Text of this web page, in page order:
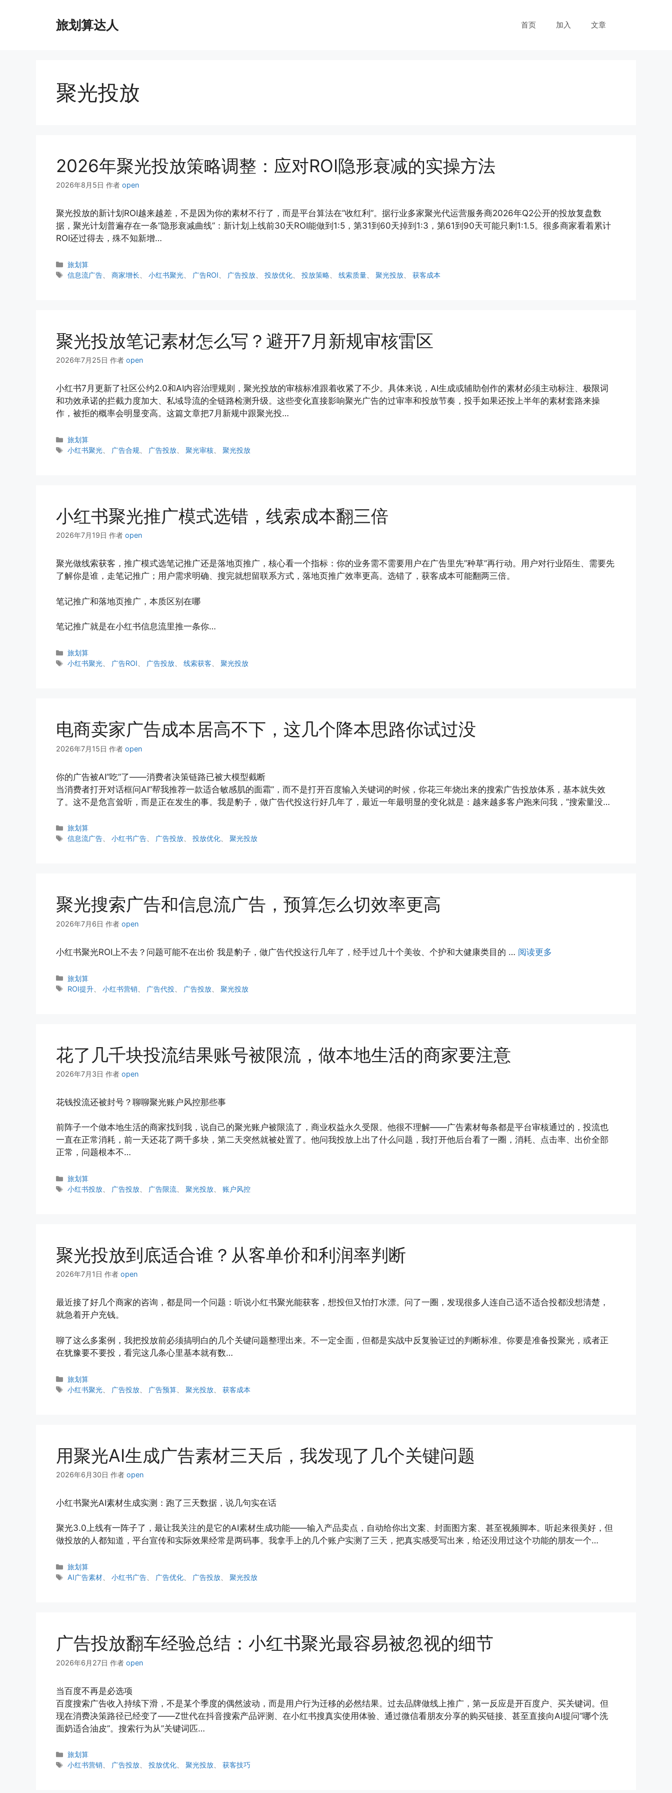
旅划算达人 首页 加入 文章
聚光投放
2026年聚光投放策略调整：应对ROI隐形衰减的实操方法
2026年8月5日 作者 open
聚光投放的新计划ROI越来越差，不是因为你的素材不行了，而是平台算法在”收红利”。据行业多家聚光代运营服务商2026年Q2公开的投放复盘数
据，聚光计划普遍存在一条”隐形衰减曲线”：新计划上线前30天ROI能做到1:5，第31到60天掉到1:3，第61到90天可能只剩1:1.5。很多商家看着累计
ROI还过得去，殊不知新增…
分
类
旅划算
标
信息流广告 、商家增长 、小红书聚光 广告ROI 广告投放 、投放优化 、投放策略 、线索质量 、聚光投放 、获客成本
聚光投放笔记素材怎么写？避开7月新规审核雷区
2026年7月25日 作者 open
小红书7月更新了社区公约2.0和AI内容治理规则，聚光投放的审核标准跟着收紧了不少。具体来说，AI生成或辅助创作的素材必须主动标注、极限词
和功效承诺的拦截力度加大、私域导流的全链路检测升级。这些变化直接影响聚光广告的过审率和投放节奏，投手如果还按上半年的素材套路来操
作，被拒的概率会明显变高。这篇文章把7月新规中跟聚光投…
分
类
旅划算
标
小红书聚光 广告合规 广告投放 、聚光审核 、聚光投放
小红书聚光推广模式选错，线索成本翻三倍
2026年7月19日 作者 open
聚光做线索获客，推广模式选笔记推广还是落地页推广，核心看一个指标：你的业务需不需要用户在广告里先”种草”再行动。用户对行业陌生、需要先
了解你是谁，走笔记推广；用户需求明确、搜完就想留联系方式，落地页推广效率更高。选错了，获客成本可能翻两三倍。
笔记推广和落地页推广，本质区别在哪
笔记推广就是在小红书信息流里推一条你…
分
类
旅划算
标
小红书聚光 广告ROI 广告投放 、线索获客 、聚光投放
电商卖家广告成本居高不下，这几个降本思路你试过没
2026年7月15日 作者 open
你的广告被AI”吃”了——消费者决策链路已被大模型截断
当消费者打开对话框问AI”帮我推荐一款适合敏感肌的面霜”，而不是打开百度输入关键词的时候，你花三年烧出来的搜索广告投放体系，基本就失效
了。这不是危言耸听，而是正在发生的事。我是豹子，做广告代投这行好几年了，最近一年最明显的变化就是：越来越多客户跑来问我，”搜索量没…
分
类
旅划算
标
信息流广告、小红书广告、 广告投放、投放优化、聚光投放
聚光搜索广告和信息流广告，预算怎么切效率更高
2026年7月6日 作者 open
小红书聚光ROI上不去？问题可能不在出价 我是豹子，做广告代投这行几年了，经手过几十个美妆、个护和大健康类目的 … 阅读更多
分
类
旅划算
标
ROI提升 、小红书营销 广告代投 广告投放 、聚光投放
花了几千块投流结果账号被限流，做本地生活的商家要注意
2026年7月3日 作者 open
花钱投流还被封号？聊聊聚光账户风控那些事
前阵子一个做本地生活的商家找到我，说自己的聚光账户被限流了，商业权益永久受限。他很不理解——广告素材每条都是平台审核通过的，投流也
一直在正常消耗，前一天还花了两千多块，第二天突然就被处置了。他问我投放上出了什么问题，我打开他后台看了一圈，消耗、点击率、出价全部
正常，问题根本不…
分
类
旅划算
标
小红书投放 广告投放 广告限流 、聚光投放 账户风控
聚光投放到底适合谁？从客单价和利润率判断
2026年7月1日 作者 open
最近接了好几个商家的咨询，都是同一个问题：听说小红书聚光能获客，想投但又怕打水漂。问了一圈，发现很多人连自己适不适合投都没想清楚，
就急着开户充钱。
聊了这么多案例，我把投放前必须搞明白的几个关键问题整理出来。不一定全面，但都是实战中反复验证过的判断标准。你要是准备投聚光，或者正
在犹豫要不要投，看完这几条心里基本就有数…
分
类
旅划算
标
小红书聚光 广告投放 广告预算 、聚光投放 、获客成本
用聚光AI生成广告素材三天后，我发现了几个关键问题
2026年6月30日 作者 open
小红书聚光AI素材生成实测：跑了三天数据，说几句实在话
聚光3.0上线有一阵子了，最让我关注的是它的AI素材生成功能——输入产品卖点，自动给你出文案、封面图方案、甚至视频脚本。听起来很美好，但
做投放的人都知道，平台宣传和实际效果经常是两码事。我拿手上的几个账户实测了三天，把真实感受写出来，给还没用过这个功能的朋友一个…
分
类
旅划算
标
AI广告素材 、小红书广告 广告优化 广告投放 、聚光投放
广告投放翻车经验总结：小红书聚光最容易被忽视的细节
2026年6月27日 作者 open
当百度不再是必选项
百度搜索广告收入持续下滑，不是某个季度的偶然波动，而是用户行为迁移的必然结果。过去品牌做线上推广，第一反应是开百度户、买关键词。但
现在消费决策路径已经变了——Z世代在抖音搜索产品评测、在小红书搜真实使用体验、通过微信看朋友分享的购买链接、甚至直接向AI提问”哪个洗
面奶适合油皮”。搜索行为从”关键词匹…
分
类
旅划算
标
小红书营销、 广告投放、投放优化、聚光投放、获客技巧